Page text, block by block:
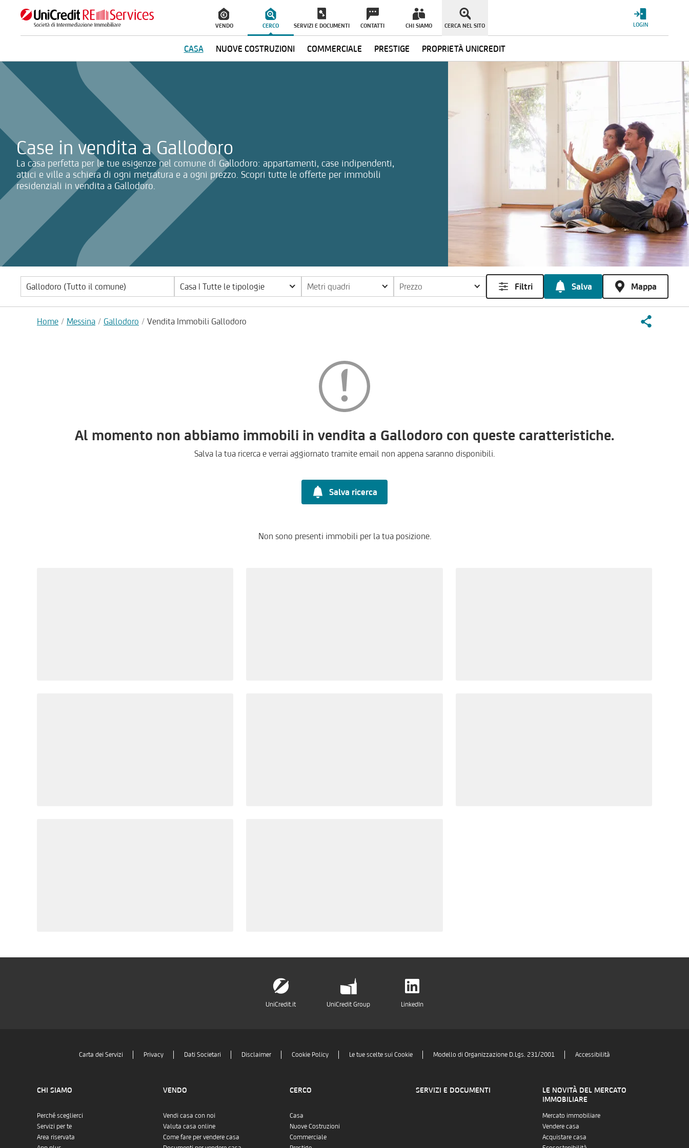
VENDO CERCO
CASA NUOVE COSTRUZIONI COMMERCIALE PRESTIGE PROPRIETÀ UNICREDIT
SERVIZI E DOCUMENTI CONTATTI CHI SIAMO CERCA NEL SITO LOGIN
Case in vendita a Gallodoro
La casa perfetta per le tue esigenze nel comune di Gallodoro: appartamenti, case indipendenti,
attici e ville a schiera di ogni metratura e a ogni prezzo. Scopri tutte le offerte per immobili
residenziali in vendita a Gallodoro.
La ricerca verrà inviata automaticamente alla selezione delle informazioni
Casa | Tutte le tipologie Metri quadri Prezzo Filtri Salva Mappa
Home Messina Gallodoro Vendita Immobili Gallodoro
Al momento non abbiamo immobili in vendita a Gallodoro con queste caratteristiche.
Salva la tua ricerca e verrai aggiornato tramite email non appena saranno disponibili.
Salva ricerca
Non sono presenti immobili per la tua posizione.
UniCredit.it UniCredit Group LinkedIn
Carta dei Servizi Privacy Dati Societari Disclaimer Cookie Policy Le tue scelte sui Cookie Modello di Organizzazione D.Lgs. 231/2001 Accessibilità
CHI SIAMO
Perché sceglierci
Servizi per te
Area riservata
VENDO
Vendi casa con noi
Valuta casa online
Come fare per vendere casa
CERCO
Casa
Nuove Costruzioni
Commerciale
SERVIZI E DOCUMENTI
LE NOVITÀ DEL MERCATO
IMMOBILIARE
Mercato immobiliare
Vendere casa
Acquistare casa